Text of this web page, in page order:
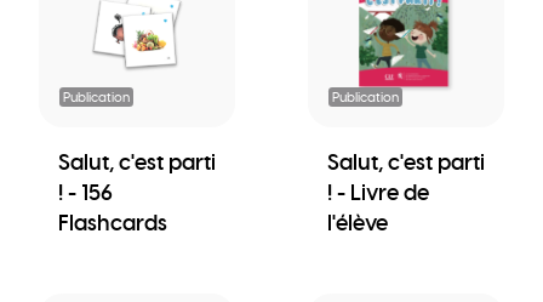
Publication
Salut, c'est parti
! - 156
Flashcards
Publication
Salut, c'est parti
! - Livre de
l'élève